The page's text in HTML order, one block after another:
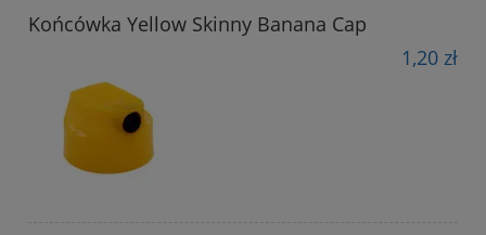
Końcówka Yellow Skinny Banana Cap
1,20 zł